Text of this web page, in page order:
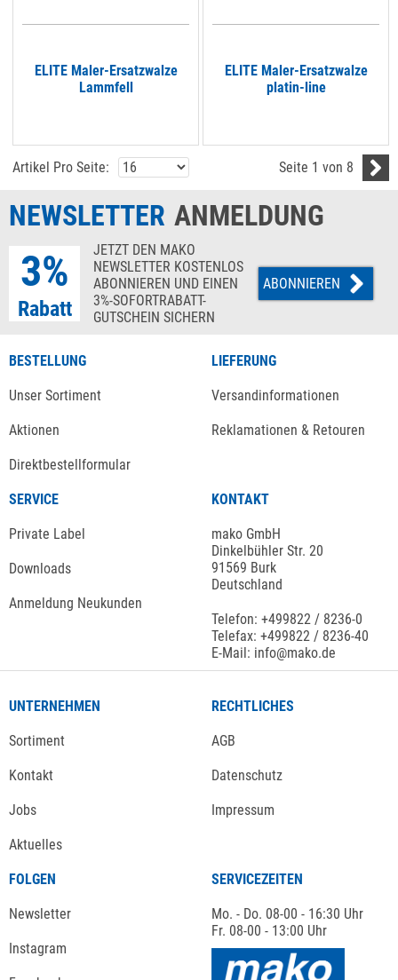
ELITE Maler-Ersatzwalze
Lammfell
ELITE Maler-Ersatzwalze
platin-line
Artikel Pro Seite: Seite 1 von 8
NEWSLETTER ANMELDUNG
3%
Rabatt
JETZT DEN MAKO
NEWSLETTER KOSTENLOS
ABONNIEREN UND EINEN
3%-SOFORTRABATT-
GUTSCHEIN SICHERN
ABONNIEREN
BESTELLUNG
Unser Sortiment
Aktionen
Direktbestellformular
LIEFERUNG
Versandinformationen
Reklamationen & Retouren
SERVICE
Private Label
Downloads
Anmeldung Neukunden
KONTAKT
mako GmbH
Dinkelbühler Str. 20
91569 Burk
Deutschland
Telefon: +499822 / 8236-0
Telefax: +499822 / 8236-40
E-Mail: info@mako.de
UNTERNEHMEN
Sortiment
Kontakt
Jobs
Aktuelles
RECHTLICHES
AGB
Datenschutz
Impressum
FOLGEN
Newsletter
Instagram
SERVICEZEITEN
Mo. - Do. 08-00 - 16:30 Uhr
Fr. 08-00 - 13:00 Uhr